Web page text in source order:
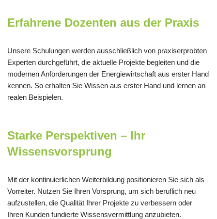
Erfahrene Dozenten aus der Praxis
Unsere Schulungen werden ausschließlich von praxiserprobten
Experten durchgeführt, die aktuelle Projekte begleiten und die
modernen Anforderungen der Energiewirtschaft aus erster Hand
kennen. So erhalten Sie Wissen aus erster Hand und lernen an
realen Beispielen.
Starke Perspektiven – Ihr
Wissensvorsprung
Mit der kontinuierlichen Weiterbildung positionieren Sie sich als
Vorreiter. Nutzen Sie Ihren Vorsprung, um sich beruflich neu
aufzustellen, die Qualität Ihrer Projekte zu verbessern oder
Ihren Kunden fundierte Wissensvermittlung anzubieten.